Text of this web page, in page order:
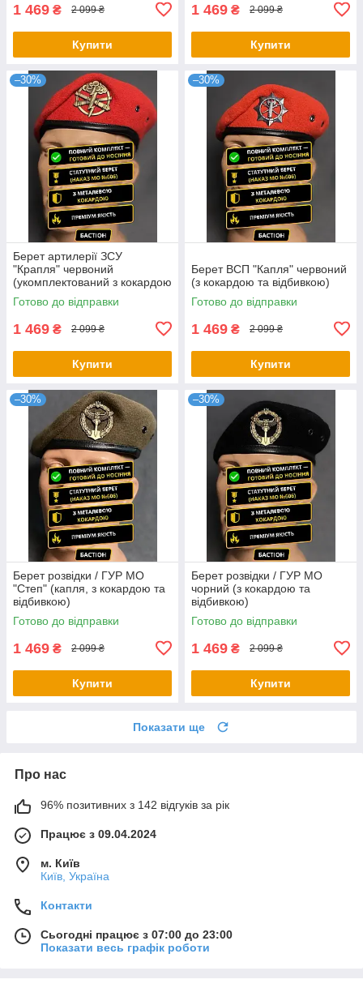
1 469 ₴ 2 099 ₴
Купити
1 469 ₴ 2 099 ₴
Купити
–30%
Берет артилерії ЗСУ
"Крапля" червоний
(укомплектований з кокардою
та відбивкою)
Готово до відправки
1 469 ₴ 2 099 ₴
Купити
–30%
Берет ВСП "Капля" червоний
(з кокардою та відбивкою)
Готово до відправки
1 469 ₴ 2 099 ₴
Купити
–30%
Берет розвідки / ГУР МО
"Степ" (капля, з кокардою та
відбивкою)
Готово до відправки
1 469 ₴ 2 099 ₴
Купити
–30%
Берет розвідки / ГУР МО
чорний (з кокардою та
відбивкою)
Готово до відправки
1 469 ₴ 2 099 ₴
Купити
Показати ще
Про нас
96% позитивних з 142 відгуків за рік
Працює з 09.04.2024
м. Київ
Київ, Україна
Контакти
Сьогодні працює з 07:00 до 23:00
Показати весь графік роботи